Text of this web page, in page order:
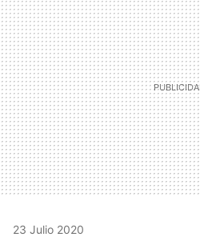
23 Julio 2020